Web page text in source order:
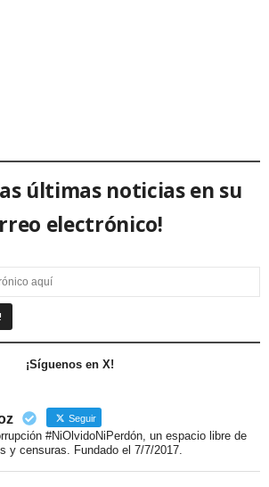
últimas noticias en su
electrónico!
¡Síguenos en X!
Seguir
#NiOlvidoNiPerdón, un espacio libre de
y censuras. Fundado el 7/7/2017.